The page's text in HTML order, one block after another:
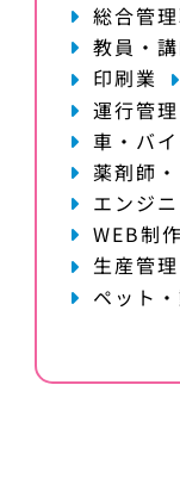
総合管
教員・
印刷業
運行管
車・バ
薬剤師
エンジ
WEB制
生産管
ペット